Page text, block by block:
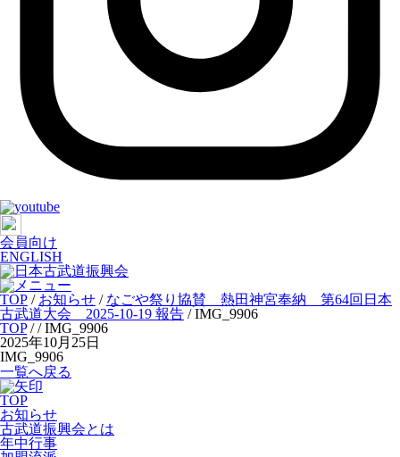
会員向け
ENGLISH
TOP / お知らせ / なごや祭り協賛 熱田神宮奉納 第64回日本
古武道大会 2025-10-19 報告 /IMG_9906
TOP// IMG_9906
2025年10月25日
IMG_9906
一覧へ戻る
TOP
お知らせ
古武道振興会とは
年中行事